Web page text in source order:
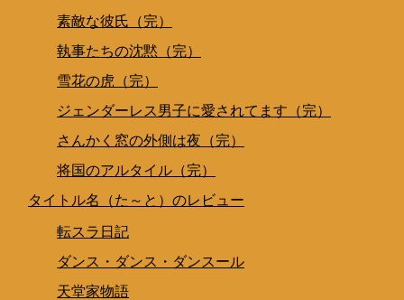
素敵な彼氏（完）
執事たちの沈黙（完）
雪花の虎（完）
ジェンダーレス男子に愛されてます（完）
さんかく窓の外側は夜（完）
将国のアルタイル（完）
タイトル名（た～と）のレビュー
転スラ日記
ダンス・ダンス・ダンスール
天堂家物語